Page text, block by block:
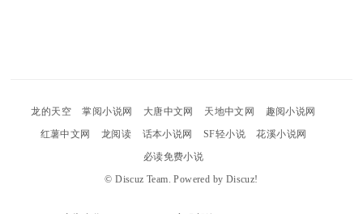
龙的天空 掌阅小说网 大唐中文网 天地中文网
趣阅小说网
红薯中文网
龙阅读 话本小说网 SF轻小说
花溪小说网
必读免费小说
©Discuz Team. Powered by Discuz!